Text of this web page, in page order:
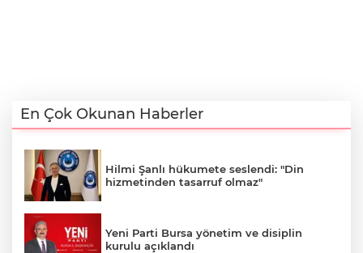
En Çok Okunan Haberler
Hilmi Şanlı hükumete seslendi: "Din
hizmetinden tasarruf olmaz"
Yeni Parti Bursa yönetim ve disiplin
kurulu açıklandı